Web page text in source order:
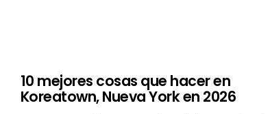
10 mejores cosas que hacer en
Koreatown, Nueva York en 2026